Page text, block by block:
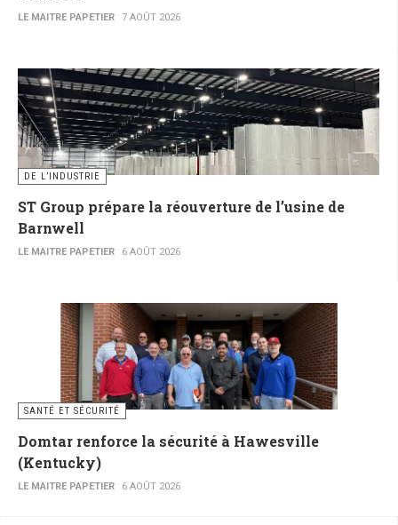
LE MAITRE PAPETIER 7 AOÛT 2026
DE L’INDUSTRIE
ST Group prépare la réouverture de l’usine de
Barnwell
LE MAITRE PAPETIER 6 AOÛT 2026
SANTÉ ET SÉCURITÉ
Domtar renforce la sécurité à Hawesville
(Kentucky)
LE MAITRE PAPETIER 6 AOÛT 2026